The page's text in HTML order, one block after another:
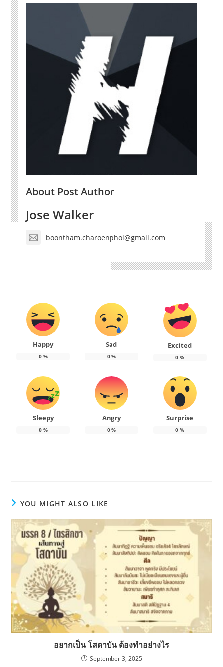
About Post Author
Jose Walker
boontham.charoenphol@gmail.com
Happy
0%
Sad
0%
Excited
0 %
Sleepy
0%
Angry
0%
Surprise
0 %
YOU MIGHT ALSO LIKE
อยากเป็น โสดาบัน ต้องทำอย่างไร
September 3, 2025